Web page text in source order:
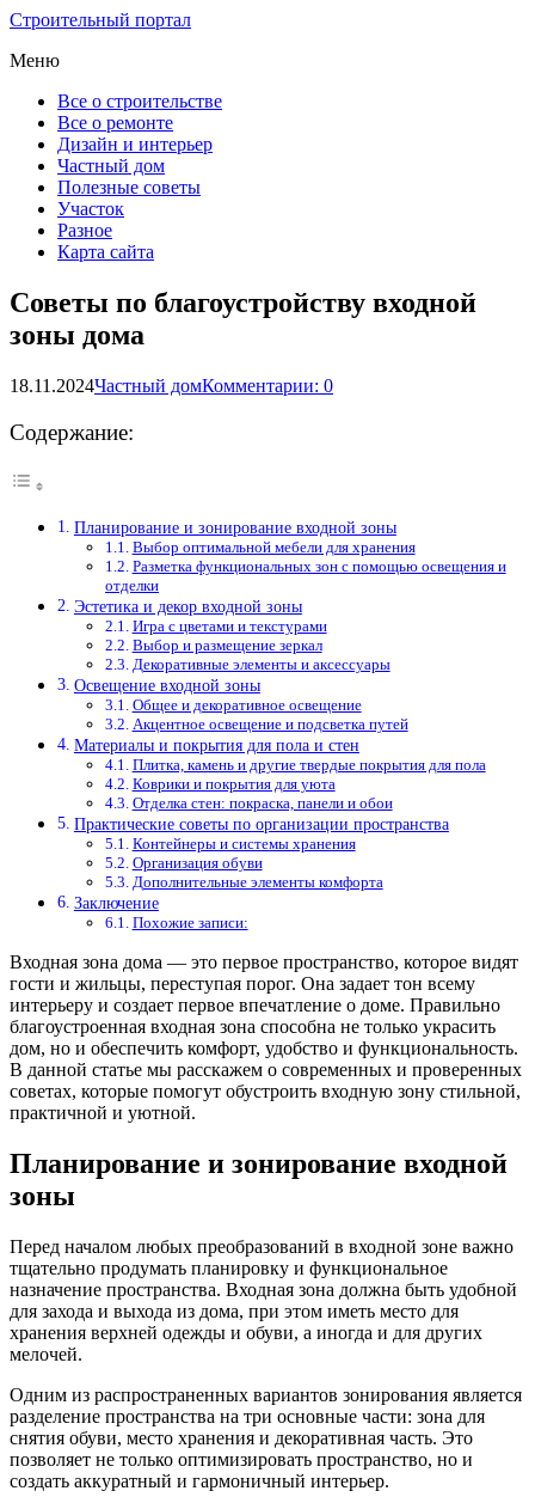
Строительный портал
Меню
Все о строительстве
Все о ремонте
Дизайн и интерьер
Частный дом
Полезные советы
Участок
Разное
Карта сайта
Советы по благоустройству входной
зоны дома
18.11.2024Частный домКомментарии: 0
Содержание:
Планирование и зонирование входной зоны
Выбор оптимальной мебели для хранения
Разметка функциональных зон с помощью освещения и
отделки
Эстетика и декор входной зоны
Игра с цветами и текстурами
Выбор и размещение зеркал
Декоративные элементы и аксессуары
Освещение входной зоны
Общее и декоративное освещение
Акцентное освещение и подсветка путей
Материалы и покрытия для пола и стен
Плитка, камень и другие твердые покрытия для пола
Коврики и покрытия для уюта
Отделка стен: покраска, панели и обои
Практические советы по организации пространства
Контейнеры и системы хранения
Организация обуви
Дополнительные элементы комфорта
Заключение
Похожие записи:
Входная зона дома — это первое пространство, которое видят
гости и жильцы, переступая порог. Она задает тон всему
интерьеру и создает первое впечатление о доме. Правильно
благоустроенная входная зона способна не только украсить
дом, но и обеспечить комфорт, удобство и функциональность.
В данной статье мы расскажем о современных и проверенных
советах, которые помогут обустроить входную зону стильной,
практичной и уютной.
Планирование и зонирование входной
зоны
Перед началом любых преобразований в входной зоне важно
тщательно продумать планировку и функциональное
назначение пространства. Входная зона должна быть удобной
для захода и выхода из дома, при этом иметь место для
хранения верхней одежды и обуви, а иногда и для других
мелочей.
Одним из распространенных вариантов зонирования является
разделение пространства на три основные части: зона для
снятия обуви, место хранения и декоративная часть. Это
позволяет не только оптимизировать пространство, но и
создать аккуратный и гармоничный интерьер.